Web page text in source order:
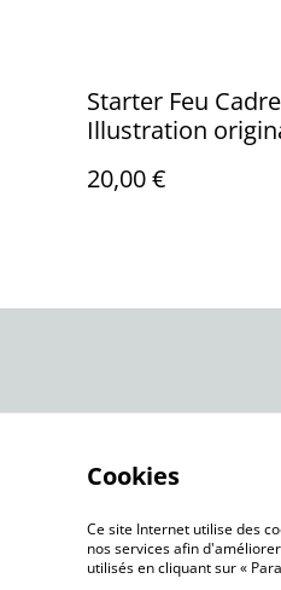
Starter Feu
Illustration
20,00 €
©2026 Cloche-
Cookies
Ce site Internet utilise des
nos services afin
utilisés en cliquant sur «